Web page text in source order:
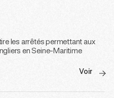
les arrêtés permettant aux
en Seine-Maritime
Voir